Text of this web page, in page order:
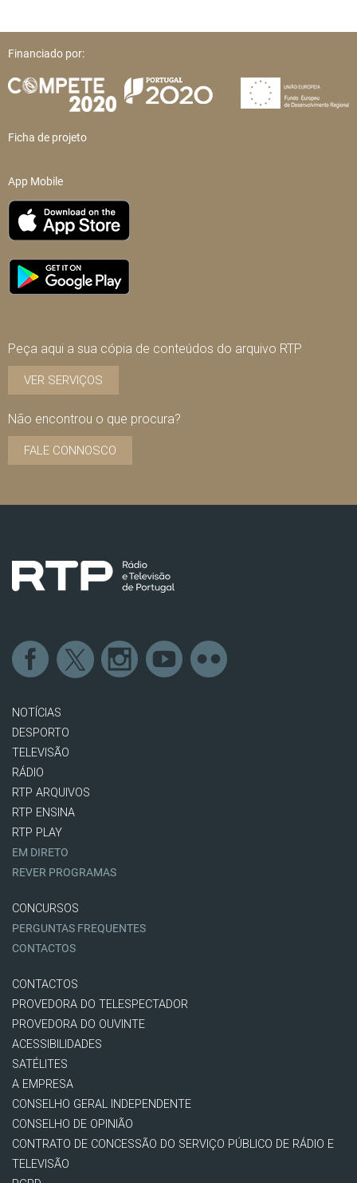
Financiado por:
Ficha de projeto
App Mobile
Peça aqui a sua cópia de conteúdos do arquivo RTP
VER SERVIÇOS
Não encontrou o que procura?
FALE CONNOSCO
NOTÍCIAS
DESPORTO
TELEVISÃO
RÁDIO
RTP ARQUIVOS
RTP ENSINA
RTP PLAY
EM DIRETO
REVER PROGRAMAS
CONCURSOS
PERGUNTAS FREQUENTES
CONTACTOS
CONTACTOS
PROVEDORA DO TELESPECTADOR
PROVEDORA DO OUVINTE
ACESSIBILIDADES
SATÉLITES
A EMPRESA
CONSELHO GERAL INDEPENDENTE
CONSELHO DE OPINIÃO
CONTRATO DE CONCESSÃO DO SERVIÇO PÚBLICO DE RÁDIO E
TELEVISÃO